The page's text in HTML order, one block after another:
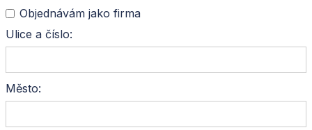
Objednávám jako firma
Ulice a číslo:
Město: